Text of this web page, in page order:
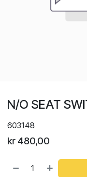
N/O SEAT
603148
kr 480,00